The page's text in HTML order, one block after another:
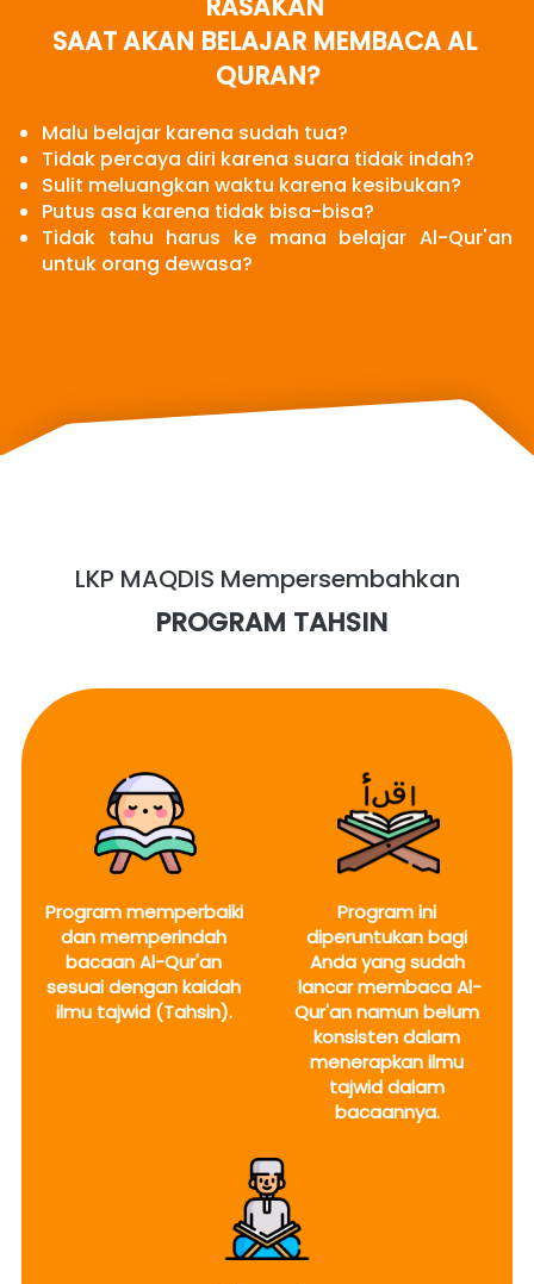
SAAT AKAN BELAJAR MEMBACA AL
QURAN?
Malu belajar karena sudah tua?
Tidak percaya diri karena suara tidak indah?
Sulit meluangkan waktu karena kesibukan?
Putus asa karena tidak bisa-bisa?
Tidak tahu harus ke mana belajar Al-Qur'an
untuk orang dewasa?
LKP MAQDIS Mempersembahkan
PROGRAM TAHSIN
Program memperbaiki
dan memperindah
bacaan Al-Qur'an
sesuai dengan kaidah
ilmu tajwid (Tahsin).
Program ini
diperuntukan bagi
Anda yang sudah
lancar membaca Al-
Qur'an namun belum
konsisten dalam
menerapkan ilmu
tajwid dalam
bacaannya.